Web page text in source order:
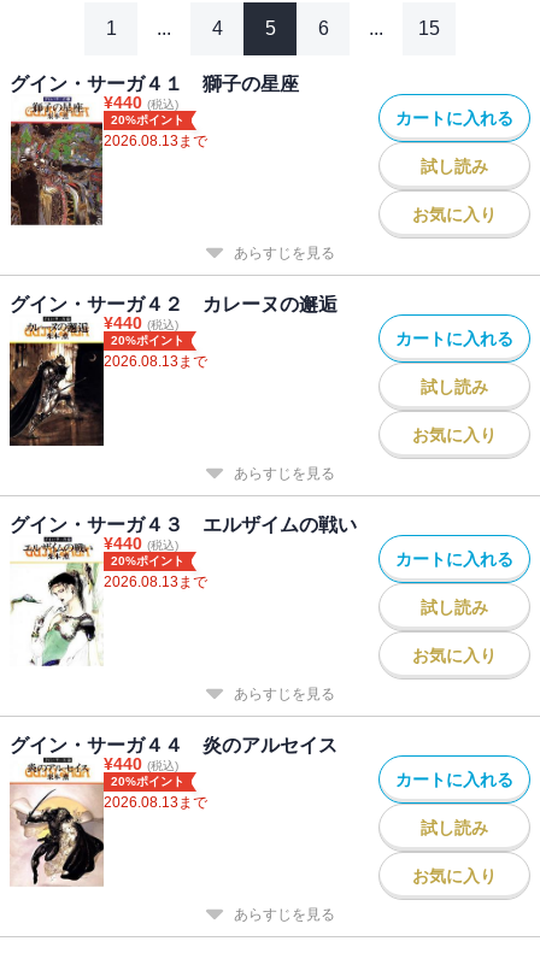
1 ... 4 5 6 ... 15
グイン・サーガ４１ 獅子の星座
¥440 (税込)
20%ポイント
2026.08.13まで
カートに入れる
試し読み
お気に入り
あらすじを見る
グイン・サーガ４２ カレーヌの邂逅
¥440 (税込)
20%ポイント
2026.08.13まで
カートに入れる
試し読み
お気に入り
あらすじを見る
グイン・サーガ４３ エルザイムの戦い
¥440 (税込)
20%ポイント
2026.08.13まで
カートに入れる
試し読み
お気に入り
あらすじを見る
グイン・サーガ４４ 炎のアルセイス
¥440 (税込)
20%ポイント
2026.08.13まで
カートに入れる
試し読み
お気に入り
あらすじを見る